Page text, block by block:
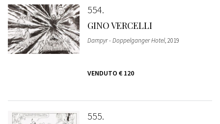
554
GINO VERCELLI
Dampyr - Doppelganger Hotel, 2019
VENDUTO € 120
555